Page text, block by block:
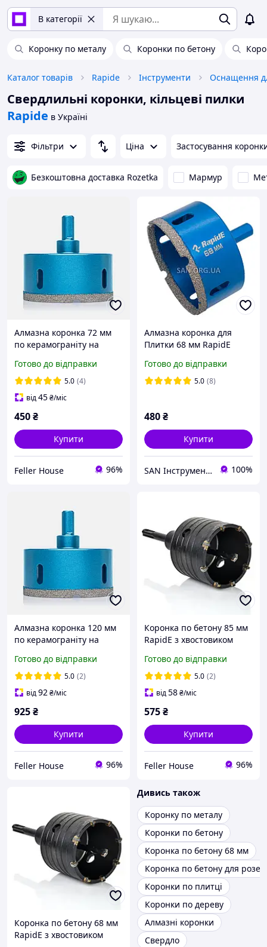
В категорії
Коронку по металу Коронки по бетону
Каталог товарів Rapide Інструменти Оснащення
Свердлильні коронки, кільцеві пилки
Rapide в Україні
Фільтри Ціна Застосування
Безкоштовна доставка Rozetka Мармур
Алмазна коронка 72 мм
по керамограніту на
Готово до відправки
5.0 (4)
від45₴/міс
450₴
Купити
Feller House 96%
Алмазна коронка для
Плитки 68 мм RapidE
Готово до відправки
5.0 (8)
480₴
Купити
SAN Інструмент Комплектуючі Запчастини 100%
Алмазна коронка 120 мм
по керамограніту на
Готово до відправки
5.0 (2)
від92₴/міс
925₴
Купити
Feller House 96%
Коронка по бетону 85 мм
RapidE з хвостовиком
Готово до відправки
5.0 (2)
від58₴/міс
575₴
Купити
Feller House 96%
Коронка по бетону 68 мм
RapidE з хвостовиком
Дивись також
Коронку по металу
Коронки по бетону
Коронка по бетону 68 мм
Коронка по бетону для
Коронки по плитці
Коронки по дереву
Алмазні коронки
Свердло